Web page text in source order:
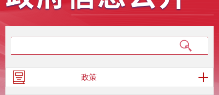
政策